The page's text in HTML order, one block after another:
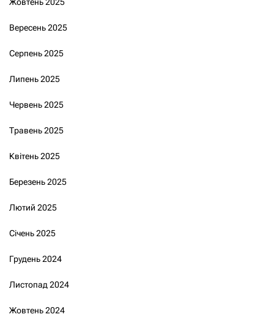
Вересень 2025
Серпень 2025
Липень 2025
Червень 2025
Травень 2025
Квітень 2025
Березень 2025
Лютий 2025
Січень 2025
Грудень 2024
Листопад 2024
Жовтень 2024